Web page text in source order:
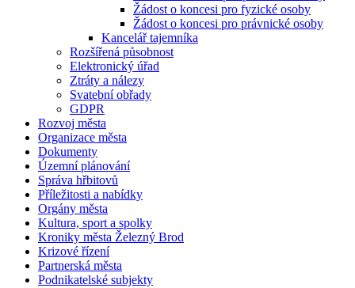
Žádost o koncesi pro fyzické osoby
Žádost o koncesi pro právnické osoby
Kancelář tajemníka
Rozšířená působnost
Elektronický úřad
Ztráty a nálezy
Svatební obřady
GDPR
Rozvoj města
Organizace města
Dokumenty
Územní plánování
Správa hřbitovů
Příležitosti a nabídky
Orgány města
Kultura, sport a spolky
Kroniky města Železný Brod
Krizové řízení
Partnerská města
Podnikatelské subjekty